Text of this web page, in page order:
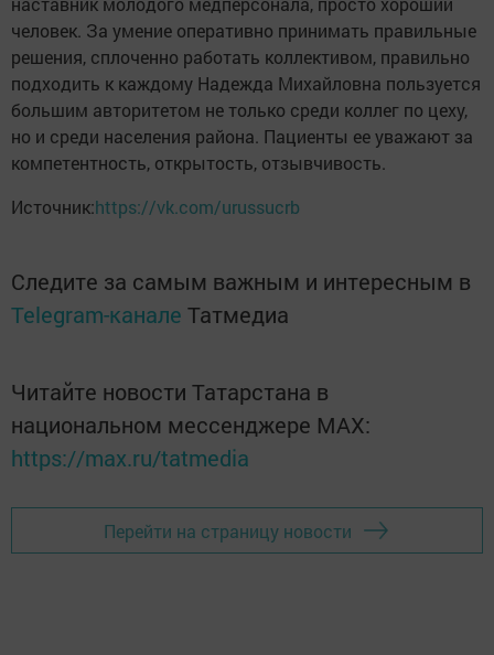
человек. За умение оперативно принимать правильные
решения, сплоченно работать коллективом, правильно
подходить к каждому Надежда Михайловна пользуется
большим авторитетом не только среди коллег по цеху,
но и среди населения района. Пациенты ее уважают за
компетентность, открытость, отзывчивость.
Источник:https://vk.com/urussucrb
Следите за самым важным и интересным в
Telegram-канале Татмедиа
Читайте новости Татарстана в
национальном мессенджере MАХ:
https://max.ru/tatmedia
Перейти на страницу новости